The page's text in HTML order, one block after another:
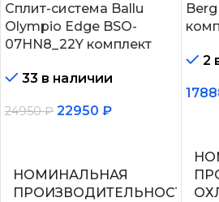
Сплит-система Ballu
Olympio Edge BSO-
07HN8_22Y комплект
33 в наличии
24950₽ 22950 ₽
НОМИНАЛЬНАЯ
ПРОИЗВОДИТЕЛЬНОСТЬ
2